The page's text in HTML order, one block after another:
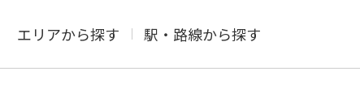
エリアから探す 駅・路線から探す